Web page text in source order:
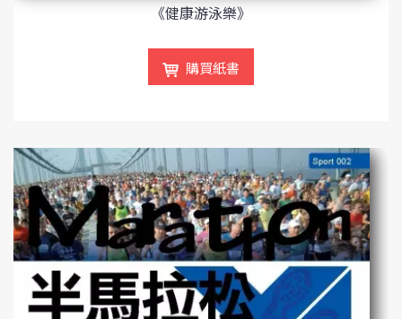
《健康游泳樂》
購買紙書